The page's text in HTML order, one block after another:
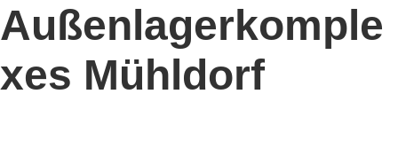
Außenlagerkomple
xes Mühldorf